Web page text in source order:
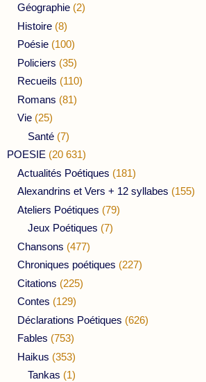
Géographie (2)
Histoire (8)
Poésie (100)
Policiers (35)
Recueils (110)
Romans (81)
Vie (25)
Santé (7)
POESIE (20 631)
Actualités Poétiques (181)
Alexandrins et Vers + 12 syllabes (155)
Ateliers Poétiques (79)
Jeux Poétiques (7)
Chansons (477)
Chroniques poétiques (227)
Citations (225)
Contes (129)
Déclarations Poétiques (626)
Fables (753)
Haikus (353)
Tankas (1)